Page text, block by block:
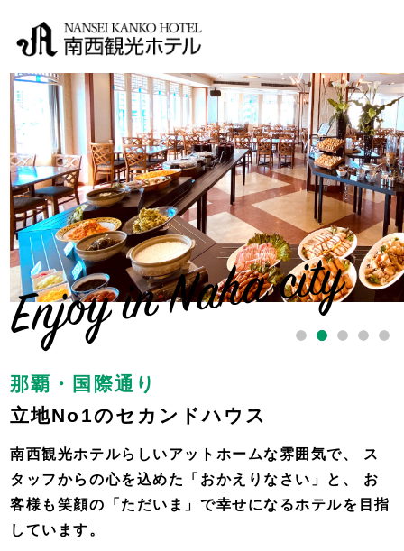
Enjoy in Naha city
那覇・国際通り
立地No1のセカンドハウス
南西観光ホテルらしいアットホームな雰囲気で、
ス
タッフからの心を込めた「おかえりなさい」と、
お
客様も笑顔の「ただいま」で幸せになるホテルを目指
しています。